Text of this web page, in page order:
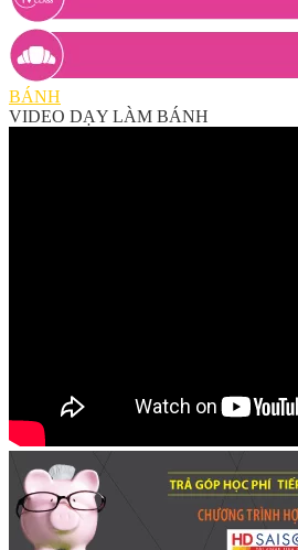
BÁNH
VIDEO DẠY LÀM BÁNH